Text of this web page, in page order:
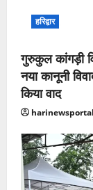
हरिद्वार
गुरुकुल कांगड़ी
नया कानूनी
किया वाद